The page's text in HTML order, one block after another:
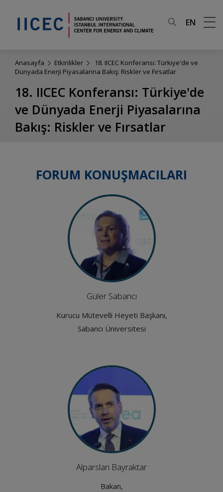
EN
Anasayfa Etkinlikler
18. IICEC Konferansı: Türkiye'de ve
Dünyada Enerji Piyasalarına Bakış: Riskler ve Fırsatlar
18. IICEC Konferansı: Türkiye'de
ve Dünyada Enerji Piyasalarına
Bakış: Riskler ve Fırsatlar
FORUM KONUŞMACILARI
Güler Sabancı
Kurucu Mütevelli Heyeti Başkanı,
Sabancı Üniversitesi
Alparslan Bayraktar
Bakan,